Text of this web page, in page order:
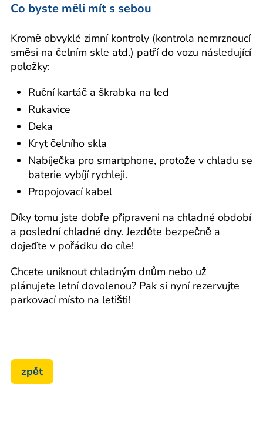
Co byste měli mít s sebou
Kromě obvyklé zimní kontroly (kontrola nemrznoucí
směsi na čelním skle atd.) patří do vozu následující
položky:
Ruční kartáč a škrabka na led
Rukavice
Deka
Kryt čelního skla
Nabíječka pro smartphone, protože v chladu se
baterie vybíjí rychleji.
Propojovací kabel
Díky tomu jste dobře připraveni na chladné období
a poslední chladné dny. Jezděte bezpečně a
dojeďte v pořádku do cíle!
Chcete uniknout chladným dnům nebo už
plánujete letní dovolenou? Pak si nyní rezervujte
parkovací místo na letišti!
zpět